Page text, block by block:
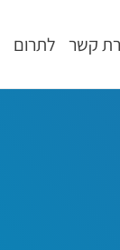
קשר לתרום